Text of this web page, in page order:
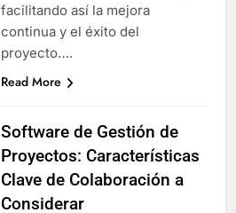
facilitando así la mejora
continua y el éxito del
proyecto….
Read More
Software de Gestión de
Proyectos: Características
Clave de Colaboración a
Considerar